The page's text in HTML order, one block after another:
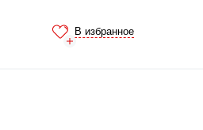
В избранное